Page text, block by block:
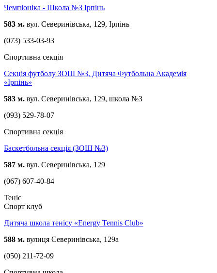
Чемпіоніка - Школа №3 Ірпінь
583 м. вул. Северинівська, 129, Ірпінь
(073) 533-03-93
Спортивна секція
Секція футболу ЗОШ №3, Дитяча Футбольна Академія
«Ірпінь»
583 м. вул. Северинівська, 129, школа №3
(093) 529-78-07
Спортивна секція
Баскетбольна секція (ЗОШ №3)
587 м. вул. Северинівська, 129
(067) 607-40-84
Теніс
Спорт клуб
Дитяча школа тенісу «Energy Tennis Club»
588 м. вулиця Северинівська, 129а
(050) 211-72-09